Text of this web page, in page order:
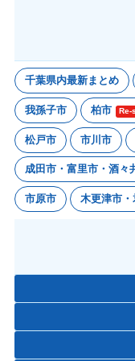
千葉県内最新まとめ
我孫子市 柏市 Re-
松戸市 市川市
成田市・富里市・酒々
市原市 木更津市